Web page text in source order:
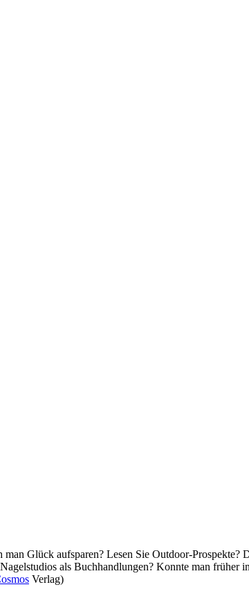
Glück aufsparen? Lesen Sie Outdoor-
als Buchhandlungen? Konnte man früher
Verlag)